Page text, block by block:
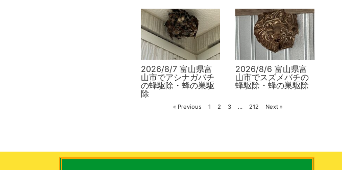
2026/8/7 富山県富
山市でアシナガバチ
の蜂駆除・蜂の巣駆
除
2026/8/6 富山県富
山市でスズメバチの
蜂駆除・蜂の巣駆除
« Previous 1 2 3 … 212 Next »